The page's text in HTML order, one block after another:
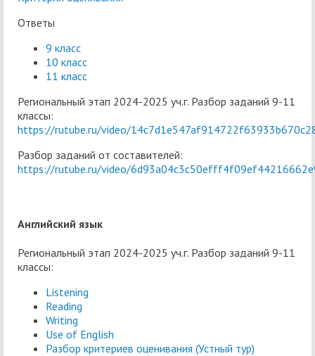
Ответы
9 класс
10 класс
11 класс
Региональный этап 2024-2025 уч.г. Разбор заданий 9-11
классы:
https://rutube.ru/video/
Разбор заданий от составителей:
https://rutube.ru/video/
Английский язык
Региональный этап 2024-2025 уч.г. Разбор заданий 9-11
классы:
Listening
Reading
Writing
Use of English
Разбор критериев оценивания (Устный тур)